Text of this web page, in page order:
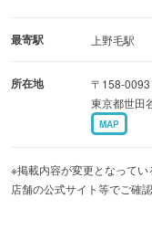
最寄駅 上野毛駅
所在地
〒158-0093
東京都世田
MAP
※掲載内容が変更となって
店舗の公式サイト等でご確認